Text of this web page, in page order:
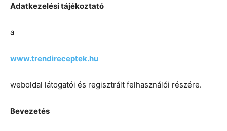
Adatkezelési tájékoztató
a
www.trendireceptek.hu
weboldal látogatói és regisztrált felhasználói részére.
Bevezetés